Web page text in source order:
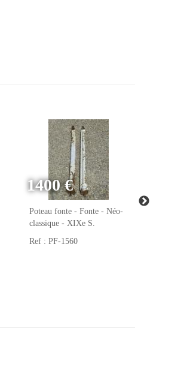
1400 €
Poteau fonte - Fonte - Néo-
classique - XIXe S.
Ref : PF-1560